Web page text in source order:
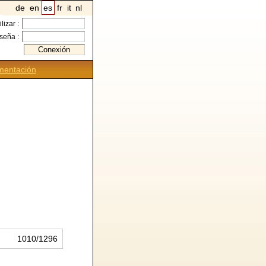
de en es fr it nl
:
:
1010/1296